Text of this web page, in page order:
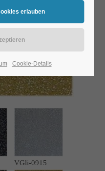
VGli-0915
Cookie-Details